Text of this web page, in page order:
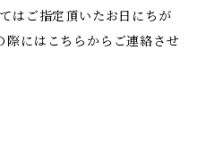
はご指定頂いたお日にちが
際にはこちらからご連絡させ